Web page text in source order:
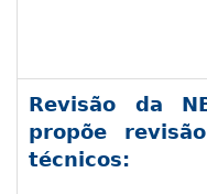
Revisão da
propõe
técnicos: